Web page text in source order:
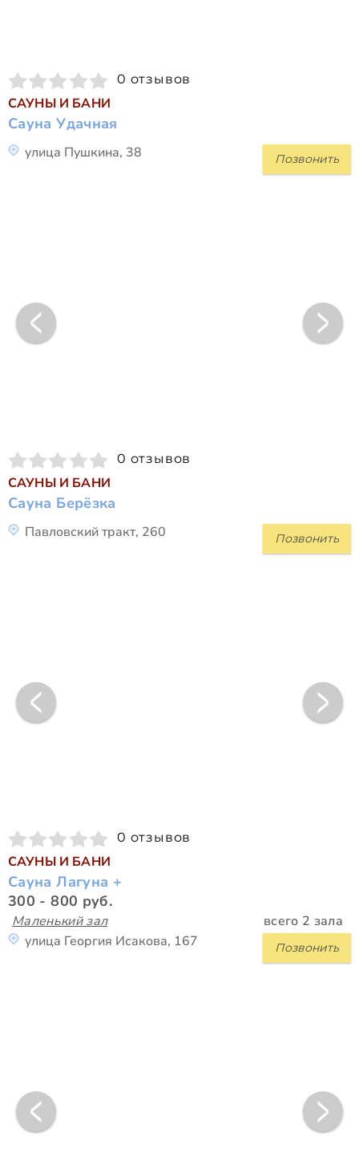
0 отзывов
САУНЫ И БАНИ
Сауна Удачная
Позвонить
улица Пушкина, 38
0 отзывов
САУНЫ И БАНИ
Сауна Берёзка
Позвонить
Павловский тракт, 260
0 отзывов
САУНЫ И БАНИ
Сауна Лагуна +
300 - 800 руб.
Маленький зал всего 2 зала
Позвонить
улица Георгия Исакова, 167